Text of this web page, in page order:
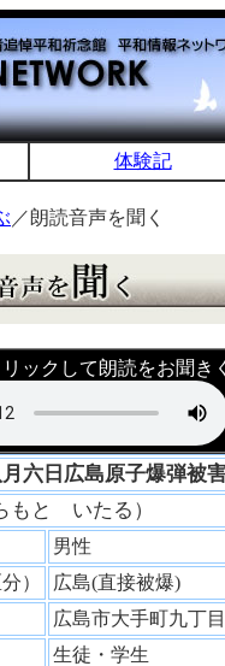
体験記
／朗読音声を聞く
ックして朗読をお聞き
六日広島原子爆弾被
らもと いたる）
男性
）
広島(直接被爆)
広島市大手町九丁
生徒・学生